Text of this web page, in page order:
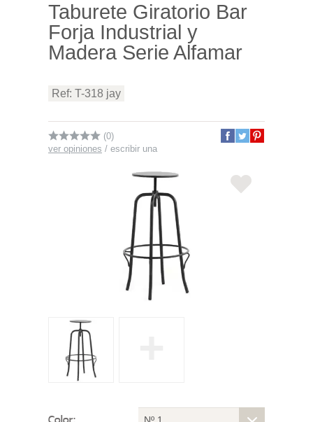
Taburete Giratorio Bar
Forja Industrial y
Madera Serie Alfamar
Ref: T-318 jay
(0)
ver opiniones / escribir una
Nº 1